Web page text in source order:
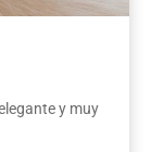
y muy